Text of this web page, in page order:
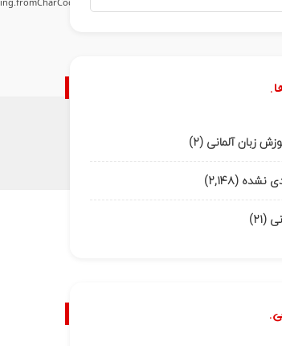
زبان آلمانی (۲)
نشده (۲,۱۴۸)
(۲۱)